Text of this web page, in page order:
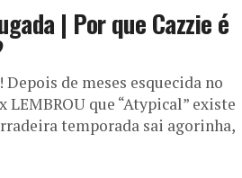
| Por que Cazzie é
de meses esquecida no
LEMBROU que “Atypical” existe
temporada sai agorinha,